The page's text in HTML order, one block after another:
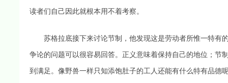
读者们自己因此就根本用不着考察。
苏格拉底接下来讨论节制，他发现这是劳动者所惟一特有的
争论的问题可以很容易回答。正义意味着保持自己的地位；
到满足。像野兽一样只知添饱肚子的工人还能有什么特有品德